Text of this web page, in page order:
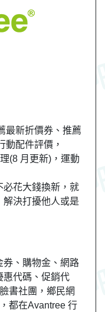
最新折價券、推薦
動配件評價，
(8 月更新)，運動
必花大錢換新，就
決打擾他人或是
券、購物金、網路
惠代碼、促銷代
書社團， 鄉民網
都在Avantree 行